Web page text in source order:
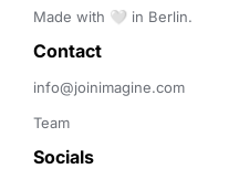
Made with 🤍 in Berlin.
Contact
info@joinimagine.com
Team
Socials